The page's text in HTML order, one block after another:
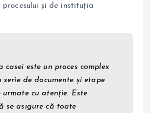
și de instituția
casei este un proces complex
serie de documente și etape
urmate cu atenție. Este
se asigure că toate